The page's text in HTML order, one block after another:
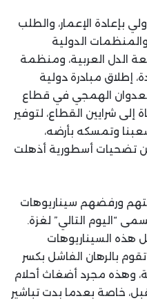
بإعادة الإعمار، والطلب
الدولية
الدل العربية، ومنظمة
إطلاق مبادرة دولية
الهمجي في قطاع
إلى شرايين القطاع، لتوفير
وتمسكه بأرضه،
تضحيات أسطورية أذهلت
ورفضهم سيناريوهات
“اليوم التالي” لغزة.
هذه السيناريوهات
بالرهان الفاشل بكسر
وهذه مجرد أضغاث أحلام
خاصة بعدما بدت تباشير